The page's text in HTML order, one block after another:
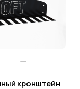
кронштейн